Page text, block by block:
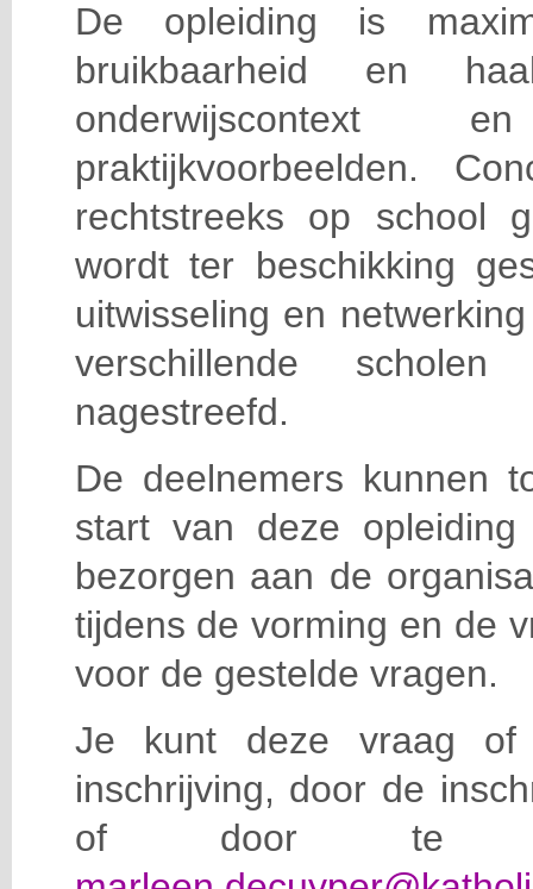
De opleiding is
bruikbaarheid en
praktijkvoorbeelden.
rechtstreeks op school
wordt ter beschikking
uitwisseling en
verschillende scholen
nagestreefd.
De deelnemers kunnen
start van deze
bezorgen aan de
tijdens de vorming en de
voor de gestelde vragen.
Je kunt deze vraag of
inschrijving, door de
of door te e-